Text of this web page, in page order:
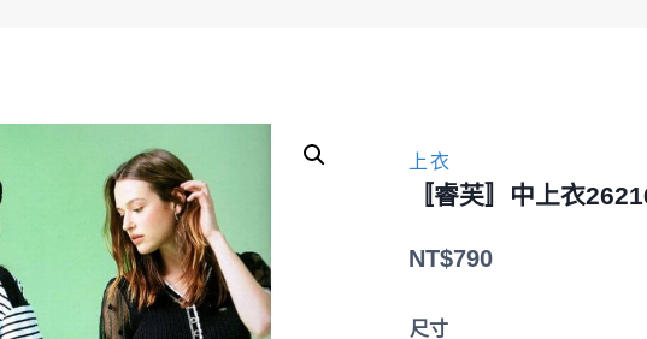
上衣
〚睿芙〛中上衣
NT$790
尺寸